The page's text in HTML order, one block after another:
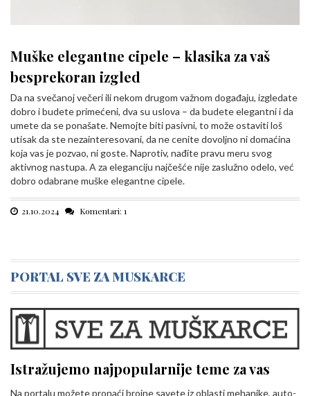
Muške elegantne cipele – klasika za vaš
besprekoran izgled
Da na svečanoj večeri ili nekom drugom važnom događaju, izgledate
dobro i budete primećeni, dva su uslova – da budete elegantni i da
umete da se ponašate. Nemojte biti pasivni, to može ostaviti loš
utisak da ste nezainteresovani, da ne cenite dovoljno ni domaćina
koja vas je pozvao, ni goste. Naprotiv, nađite pravu meru svog
aktivnog nastupa. A za eleganciju najčešće nije zaslužno odelo, već
dobro odabrane muške elegantne cipele.
21.10.2024 Komentari: 1
PORTAL SVE ZA MUSKARCE
Istražujemo najpopularnije teme za vas
Na portalu možete pronaći brojne savete iz oblasti mehanike, auto-